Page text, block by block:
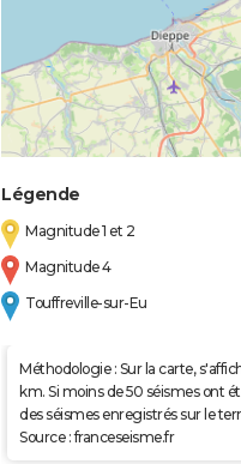
Légende
Magnitude 1 et 2
Magnitude 4
Touffreville-sur-Eu
Méthodologie : Sur la carte,
km. Si moins de 50 séismes ont
des séismes enregistrés sur le
Source : franceseisme.fr